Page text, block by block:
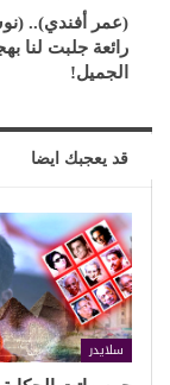
(عمر أفندي)..
رائعة جلبت لنا
الجميل!
قد يعجبك ايضا
سلايدر